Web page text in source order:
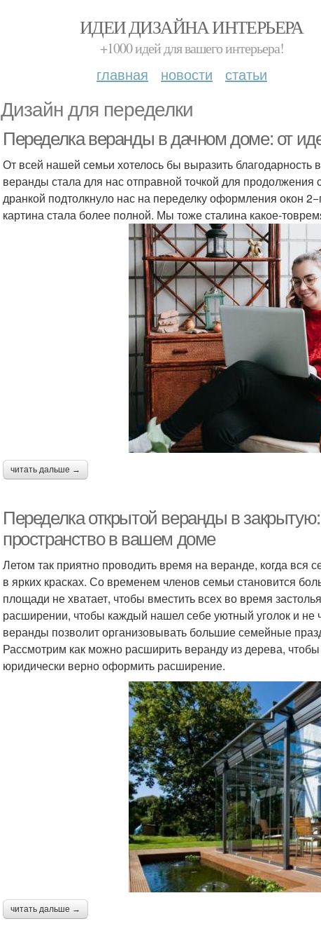
ИДЕИ ДИЗАЙНА ИНТЕРЬЕРА
+1000 идей для вашего интерьера!
главная новости статьи
Дизайн для переделки
Переделка веранды в дачном доме: от
От всей нашей семьи хотелось бы выразить
веранды стала для нас отправной точкой для
дранкой подтолкнуло нас на переделку оформления окон
картина стала более полной. Мы тоже сталина какое-
читать дальше →
Переделка открытой веранды в
пространство в вашем доме
Летом так приятно проводить время на веранде, когда
в ярких красках. Со временем членов семьи становится
площади не хватает, чтобы вместить всех во время
расширении, чтобы каждый нашел себе уютный уголок и не
веранды позволит организовывать большие семейные
Рассмотрим как можно расширить веранду из дерева,
юридически верно оформить расширение.
читать дальше →